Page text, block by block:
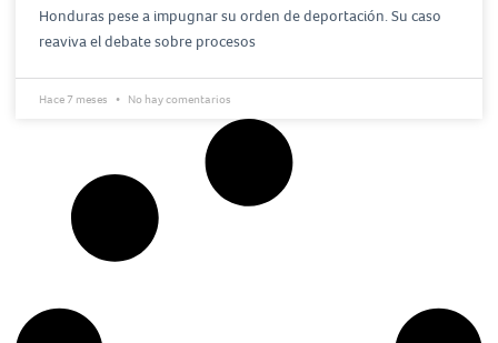
Honduras pese a impugnar su orden de deportación. Su caso
reaviva el debate sobre procesos
Hace 7 meses No hay comentarios